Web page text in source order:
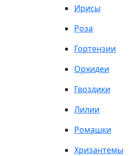
Ирисы
Роза
Гортензии
Орхидеи
Гвоздики
Лилии
Ромашки
Хризантемы